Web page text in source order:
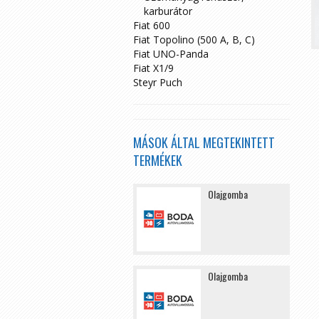
karburátor
Fiat 600
Fiat Topolino (500 A, B, C)
Fiat UNO-Panda
Fiat X1/9
Steyr Puch
MÁSOK ÁLTAL MEGTEKINTETT
TERMÉKEK
Olajgomba
Olajgomba